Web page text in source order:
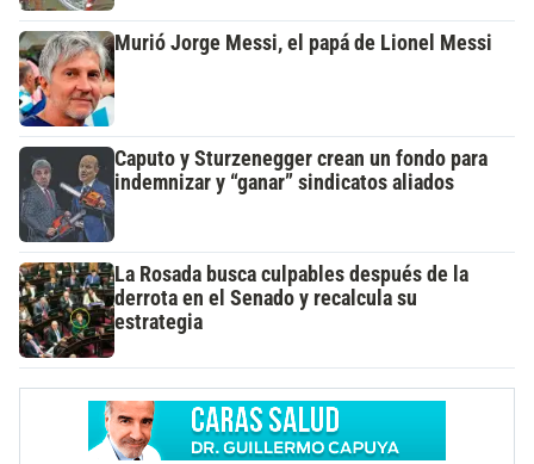
Murió Jorge Messi, el papá de Lionel Messi
Caputo y Sturzenegger crean un fondo para
indemnizar y “ganar” sindicatos aliados
La Rosada busca culpables después de la
derrota en el Senado y recalcula su
estrategia